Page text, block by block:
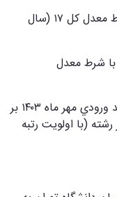
۱- دانشجويان كارشناسي دوره روزانه با شرط معدل كل ۱۷ (سال
با شرط معدل
۳- دانشجويان جديد الورود كارشناسي ارشد ورودي مهر ماه ۱۴۰۳ بر
(با اولويت رتبه